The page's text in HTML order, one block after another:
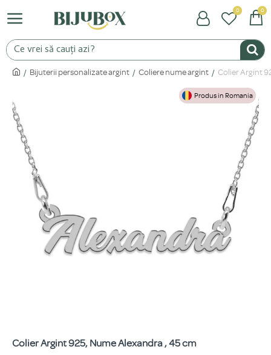
0 0
Bijuterii personalizate argint Coliere nume argint Colier Argint
Produs in Romania
Colier Argint 925, Nume Alexandra , 45 cm